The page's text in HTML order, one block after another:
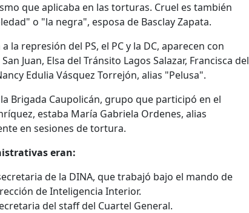
que aplicaba en las torturas. Cruel es también
o "la negra", esposa de Basclay Zapata.
la represión del PS, el PC y la DC, aparecen con
Juan, Elsa del Tránsito Lagos Salazar, Francisca del
Edulia Vásquez Torrejón, alias "Pelusa".
Brigada Caupolicán, grupo que participó en el
estaba María Gabriela Ordenes, alias
en sesiones de tortura.
eran:
de la DINA, que trabajó bajo el mando de
de Inteligencia Interior.
del staff del Cuartel General.